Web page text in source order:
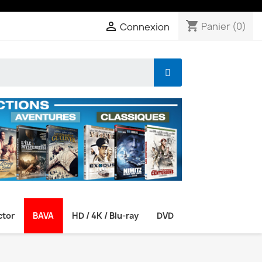
 Connexion shopping_cart Panier (0)
BAVA HD / 4K / Blu-ray DVD